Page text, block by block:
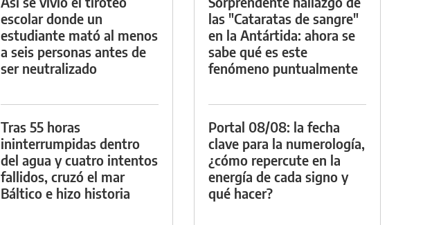
escolar donde un
estudiante mató al menos
a seis personas antes de
ser neutralizado
Tras 55 horas
ininterrumpidas dentro
del agua y cuatro intentos
fallidos, cruzó el mar
Báltico e hizo historia
las "Cataratas de sangre"
en la Antártida: ahora se
sabe qué es este
fenómeno puntualmente
Portal 08/08: la fecha
clave para la numerología,
¿cómo repercute en la
energía de cada signo y
qué hacer?